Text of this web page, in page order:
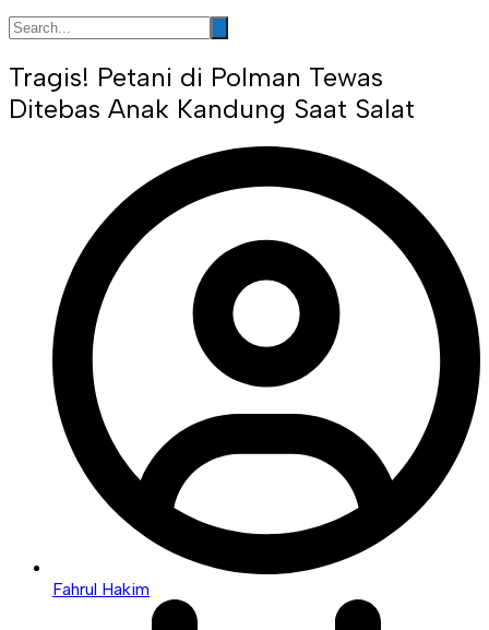
Tragis! Petani di Polman Tewas
Ditebas Anak Kandung Saat Salat
Fahrul Hakim